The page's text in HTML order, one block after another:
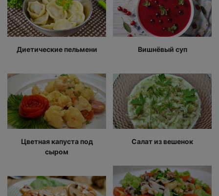
Диетические пельмени
Цветная капуста под
сыром
Вишнёвый суп
Салат из вешенок